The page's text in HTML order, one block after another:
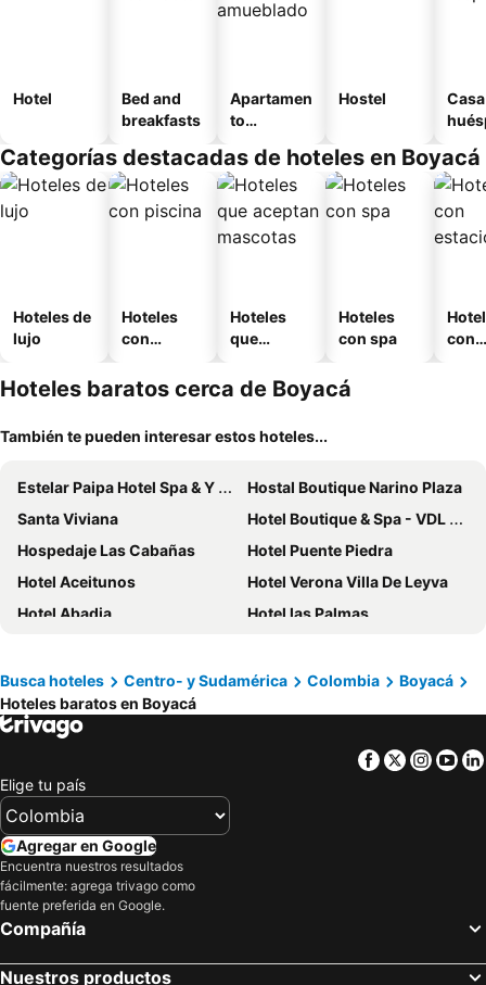
Hotel
Bed and
breakfasts
Apartamen
to
o
Hostel
Categorías destacadas de hoteles en Boyacá
Hoteles de
lujo
Hoteles
con
Hoteles
que
mascotas
Hoteles
con spa
con
Hoteles baratos cerca de Boyacá
También te pueden interesar estos hoteles...
Estelar Paipa Hotel Spa & Y Centro De Convenciones
Hostal Boutique Narino Plaza
Santa Viviana
Hotel Boutique & Spa - VDL Colonial
Hospedaje Las Cabañas
Hotel Puente Piedra
Hotel Aceitunos
Hotel Verona Villa De Leyva
Hotel Abadia
Hotel las Palmas
Hotel San Luis Sachica
Casa Cantabria Hotel
Hotel Campanario de la Villa
Santa Maria de Leyva Hotel Boutique
Hotel Boutique Villa Roma
Hotel Campestre Los Arrayanes
Hotel El Lago
Hotel Paipa Inn
Fontana Plaza Hotel
Hotel Colonial El Bosque A
Hotel Refugio Santa Ines
Hotel Beth Sarim
Busca hoteles Centro- y Sudamérica Colombia
Boyacá
Hoteles baratos en Boyacá
Facebook
Twitter
Elige tu país
Agregar en Google
Encuentra nuestros resultados
fácilmente: agrega trivago como
fuente preferida en Google.
Compañía
Nuestros productos